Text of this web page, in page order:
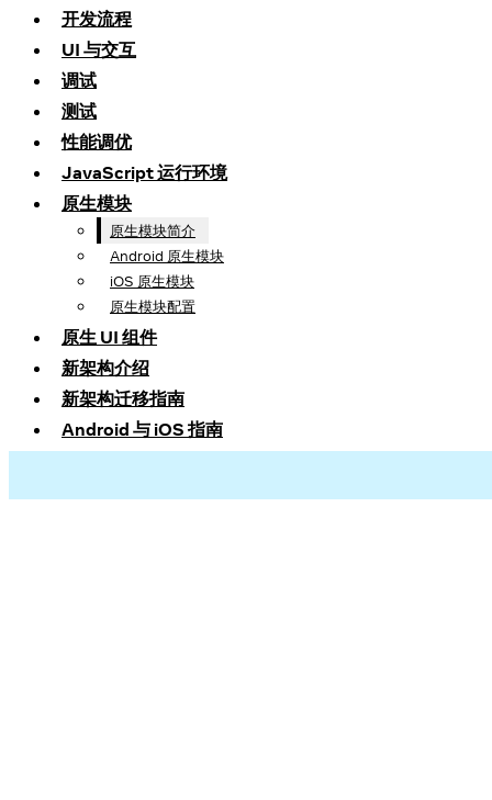
开发流程
UI 与交互
调试
测试
性能调优
JavaScript 运行环境
原生模块
原生模块简介
Android 原生模块
iOS 原生模块
原生模块配置
原生 UI 组件
新架构介绍
新架构迁移指南
Android 与 iOS 指南